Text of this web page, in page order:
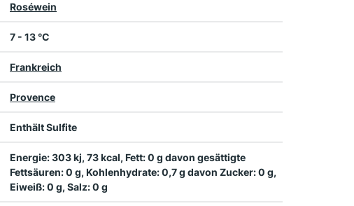
Roséwein
7 - 13 °C
Frankreich
Provence
Enthält Sulfite
Energie: 303 kj, 73 kcal, Fett: 0 g davon gesättigte
Fettsäuren: 0 g, Kohlenhydrate: 0,7 g davon Zucker: 0 g,
Eiweiß: 0 g, Salz: 0 g